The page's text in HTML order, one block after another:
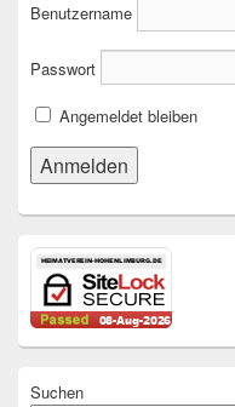
Benutzername
Passwort
Angemeldet bleiben
Suchen